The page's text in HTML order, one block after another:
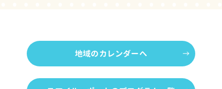
地域のカレンダーへ